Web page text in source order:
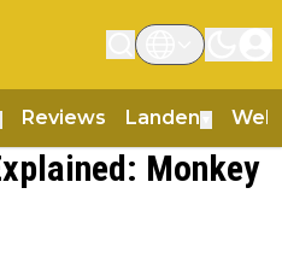
Reviews Landen
Monkey